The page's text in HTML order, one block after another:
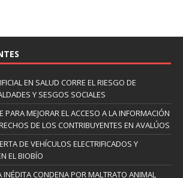
EN SALUD CORRE EL RIESGO DE
Y SESGOS SOCIALES
PARA MEJORAR EL ACCESO A LA INFORMACIÓN
DE LOS CONTRIBUYENTES EN AVALÚOS
DE VEHÍCULOS ELECTRIFICADOS Y
EL BIOBÍO
INÉDITA CONDENA POR MALTRATO ANIMAL